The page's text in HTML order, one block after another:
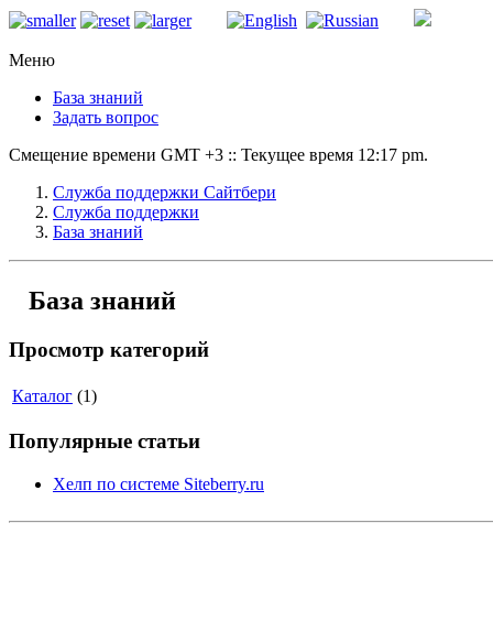
Меню
База знаний
Задать вопрос
Смещение времени GMT +3 :: Текущее время 12:17 pm.
Служба поддержки Сайтбери
Служба поддержки
База знаний
База знаний
Просмотр категорий
Каталог (1)
Популярные статьи
Хелп по системе Siteberry.ru